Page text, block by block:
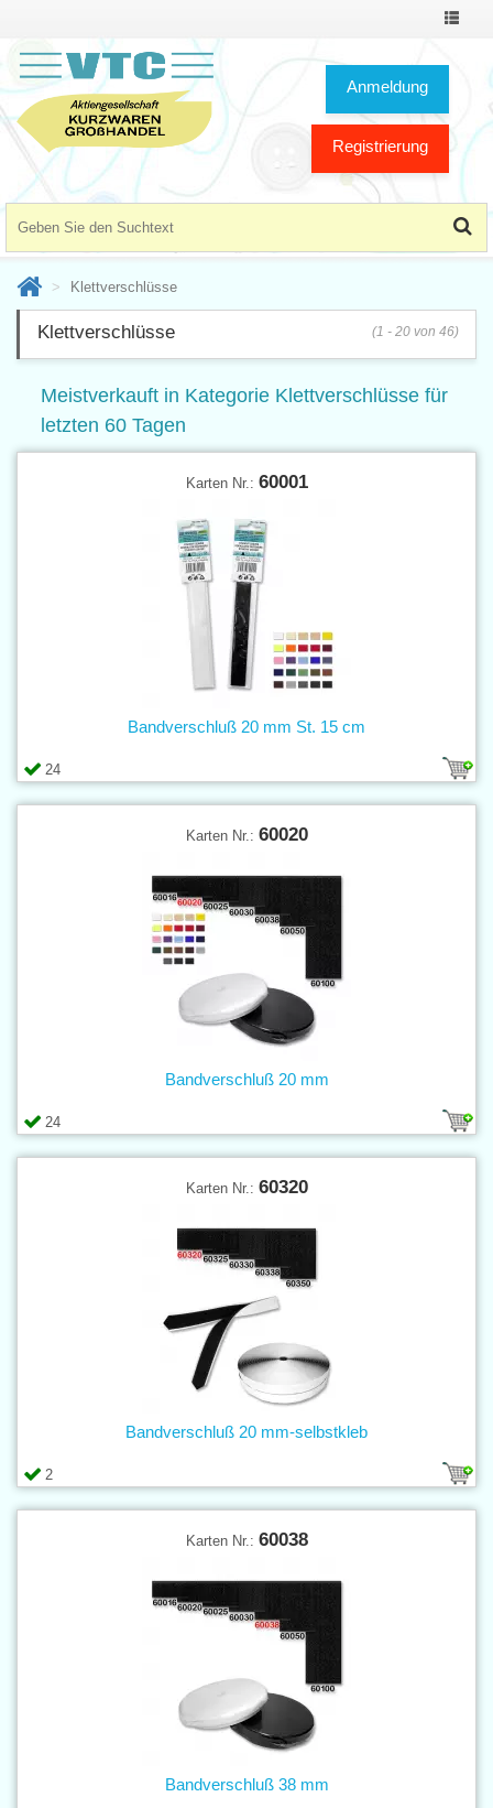
Toggle
Anmeldung
Registrierung
Klettverschlüsse
Klettverschlüsse (1 - 20 von 46)
Meistverkauft in Kategorie Klettverschlüsse für
letzten 60 Tagen
Karten Nr.: 60001
24
Bandverschluß 20 mm St. 15 cm
Karten Nr.: 60020
24
Bandverschluß 20 mm
Karten Nr.: 60320
2
Bandverschluß 20 mm-selbstkleb
Karten Nr.: 60038
Bandverschluß 38 mm